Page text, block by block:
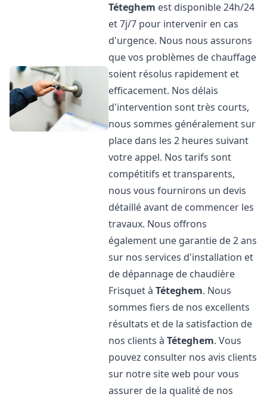
Téteghem est disponible 24h/24
et 7j/7 pour intervenir en cas
d'urgence. Nous nous assurons
que vos problèmes de chauffage
soient résolus rapidement et
efficacement. Nos délais
d'intervention sont très courts,
nous sommes généralement sur
place dans les 2 heures suivant
votre appel. Nos tarifs sont
compétitifs et transparents,
nous vous fournirons un devis
détaillé avant de commencer les
travaux. Nous offrons
également une garantie de 2 ans
sur nos services d'installation et
de dépannage de chaudière
Frisquet àTéteghem. Nous
sommes fiers de nos excellents
résultats et de la satisfaction de
nos clients àTéteghem. Vous
pouvez consulter nos avis clients
sur notre site web pour vous
assurer de la qualité de nos